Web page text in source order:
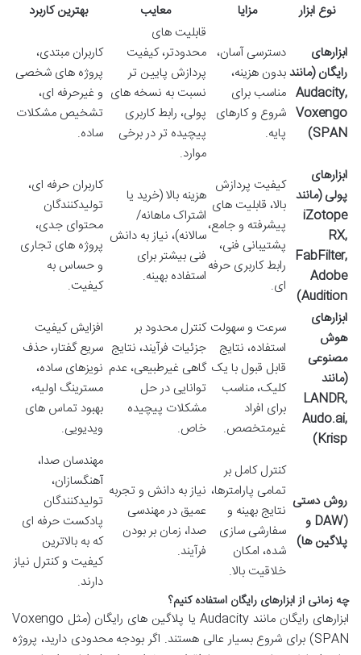
نوع ابزار مزایا معایب بهترین کاربرد
ابزارهای
رایگان (مانند
Audacity,
Voxengo
SPAN)
دسترسی آسان،
بدون هزینه،
مناسب برای
شروع و کارهای
پایه.
قابلیت های
محدودتر، کیفیت
پردازش پایین تر
نسبت به نسخه های
پولی، رابط کاربری
پیچیده تر در برخی
موارد.
کاربران مبتدی،
پروژه های شخصی
و غیرحرفه ای،
تشخیص مشکلات
ساده.
ابزارهای
پولی (مانند
iZotope
RX,
FabFilter,
Adobe
Audition)
کیفیت پردازش
بالا، قابلیت های
پیشرفته و جامع،
پشتیبانی فنی،
رابط کاربری حرفه
ای.
هزینه بالا (خرید یا
اشتراک ماهانه/
سالانه)، نیاز به دانش
فنی بیشتر برای
استفاده بهینه.
کاربران حرفه ای،
تولیدکنندگان
محتوای جدی،
پروژه های تجاری
و حساس به
کیفیت.
ابزارهای
هوش
مصنوعی
(مانند
LANDR,
Audo.ai,
Krisp)
سرعت و سهولت
استفاده، نتایج
قابل قبول با یک
کلیک، مناسب
برای افراد
غیرمتخصص.
کنترل محدود بر
جزئیات فرآیند، نتایج
گاهی غیرطبیعی، عدم
توانایی در حل
مشکلات پیچیده
خاص.
افزایش کیفیت
سریع گفتار، حذف
نویزهای ساده،
مسترینگ اولیه،
بهبود تماس های
ویدیویی.
روش دستی
(DAW و
پلاگین ها)
کنترل کامل بر
تمامی پارامترها،
نتایج بهینه و
سفارشی سازی
شده، امکان
خلاقیت بالا.
نیاز به دانش و تجربه
عمیق در مهندسی
صدا، زمان بر بودن
فرآیند.
مهندسان صدا،
آهنگسازان،
تولیدکنندگان
پادکست حرفه ای
که به بالاترین
کیفیت و کنترل نیاز
دارند.
چه زمانی از ابزارهای رایگان استفاده کنیم؟
ابزارهای رایگان مانند Audacity یا پلاگین های رایگان (مثل Voxengo
SPAN) برای شروع بسیار عالی هستند. اگر بودجه محدودی دارید، پروژه